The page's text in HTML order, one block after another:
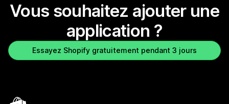
Vous souhaitez ajouter une
application ?
Essayez Shopify gratuitement pendant 3 jours